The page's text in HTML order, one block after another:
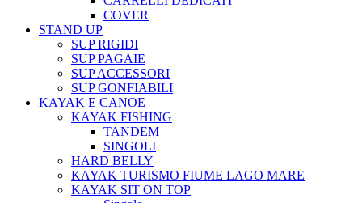
COVER
STAND UP
SUP RIGIDI
SUP PAGAIE
SUP ACCESSORI
SUP GONFIABILI
KAYAK E CANOE
KAYAK FISHING
TANDEM
SINGOLI
HARD BELLY
KAYAK TURISMO FIUME LAGO MARE
KAYAK SIT ON TOP